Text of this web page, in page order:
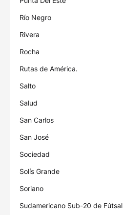
Río Negro
Rivera
Rocha
Rutas de América.
Salto
Salud
San Carlos
San José
Sociedad
Solís Grande
Soriano
Sudamericano Sub-20 de Fútsal